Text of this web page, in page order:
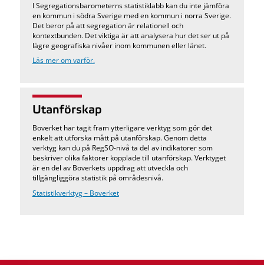
I Segregationsbarometerns statistiklabb kan du inte jämföra
en kommun i södra Sverige med en kommun i norra Sverige.
Det beror på att segregation är relationell och
kontextbunden. Det viktiga är att analysera hur det ser ut på
lägre geografiska nivåer inom kommunen eller länet.
Läs mer om varför.
Utanförskap
Boverket har tagit fram ytterligare verktyg som gör det
enkelt att utforska mått på utanförskap. Genom detta
verktyg kan du på RegSO-nivå ta del av indikatorer som
beskriver olika faktorer kopplade till utanförskap. Verktyget
är en del av Boverkets uppdrag att utveckla och
tillgängliggöra statistik på områdesnivå.
Statistikverktyg – Boverket